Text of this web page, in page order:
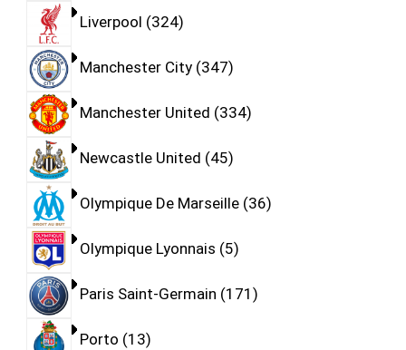
Liverpool 324
Manchester City 347
Manchester United 334
Newcastle United 45
Olympique De Marseille 36
Olympique Lyonnais 5
Paris Saint-Germain 171
Porto 13